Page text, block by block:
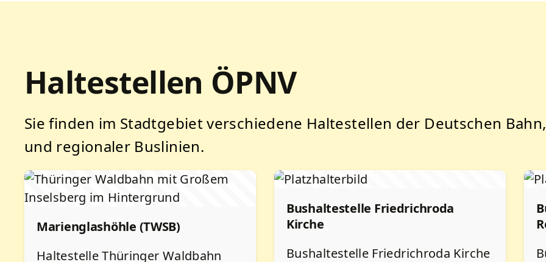
Haltestellen ÖPNV
Sie finden im Stadtgebiet verschiedene Haltestellen der Deutschen
und regionaler Buslinien.
Marienglashöhle (TWSB)
Haltestelle Thüringer Waldbahn
Bushaltestelle Friedrichroda
Kirche
Bushaltestelle Friedrichroda Kirche